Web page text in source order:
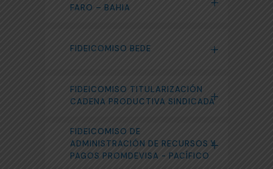
FARO – BAHIA
FIDEICOMISO BEDE
FIDEICOMISO TITULARIZACIÓN
CADENA PRODUCTIVA SINDICADA
FIDEICOMISO DE
ADMINISTRACIÓN DE RECURSOS Y
PAGOS PROMDEVISA - PACÍFICO